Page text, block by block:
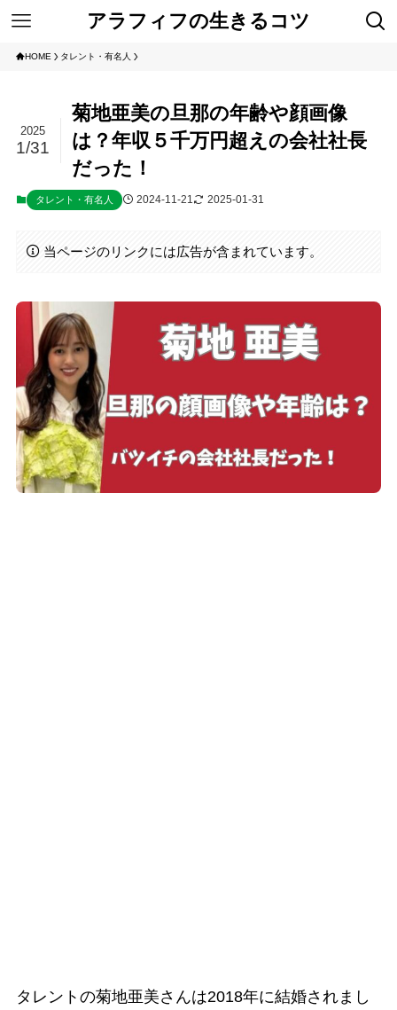
アラフィフの生きるコツ
HOME タレント・有名人
菊地亜美の旦那の年齢や顔画像
は？年収５千万円超えの会社社長
だった！
2025
1/31
タレント・有名人 2024-11-21 2025-01-31
当ページのリンクには広告が含まれています。
タレントの菊地亜美さんは2018年に結婚されまし